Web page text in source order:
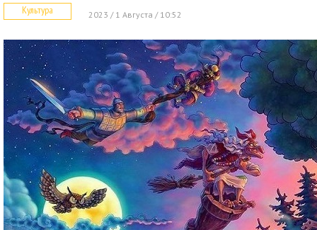
Культура 2023 / 1 Августа / 10:52